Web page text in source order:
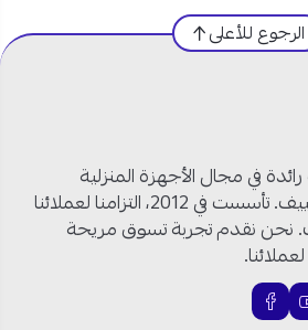
كهربائية
4
الرجوع للأعلى
في مجال الأجهزة المنزلية
والكهربائية وأنظمة التكييف. تأسست في 2012، التزامنا لعملائنا
نحن نقدم تجربة تسوق مريحة